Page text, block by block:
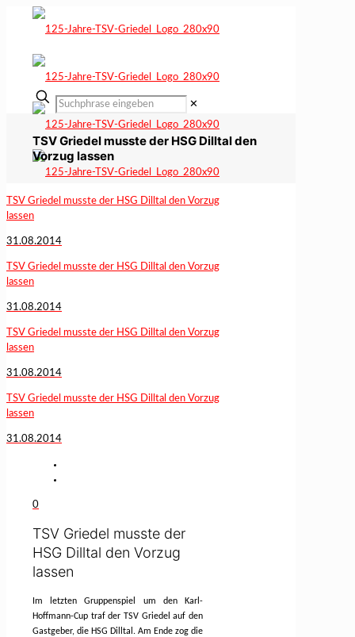
✕
TSV Griedel musste der HSG Dilltal den
Vorzug lassen
TSV Griedel musste der HSG Dilltal den Vorzug
lassen
31.08.2014
TSV Griedel musste der HSG Dilltal den Vorzug
lassen
31.08.2014
TSV Griedel musste der HSG Dilltal den Vorzug
lassen
31.08.2014
TSV Griedel musste der HSG Dilltal den Vorzug
lassen
31.08.2014
0
TSV Griedel musste der
HSG Dilltal den Vorzug
lassen
Im letzten Gruppenspiel um den Karl-
Hoffmann-Cup traf der TSV Griedel auf den
Gastgeber, die HSG Dilltal. Am Ende zog die